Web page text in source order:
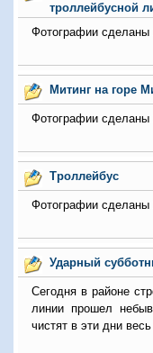
троллейбусной
Фотографии сделаны
Митинг на горе
Фотографии сделаны
Троллейбус
Фотографии сделаны
Ударный
Сегодня в районе
линии прошел
чистят в эти дни